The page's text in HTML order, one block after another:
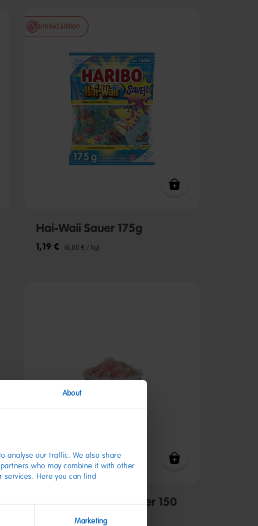
About
analyse our traffic. We also share
who may combine it with other
services. Here you can find
Marketing
Limited Edition
Hai-Waii Sauer 175g
1,19 € (6,80 € / kg)
Wilde Erdbeeren Sauer 150